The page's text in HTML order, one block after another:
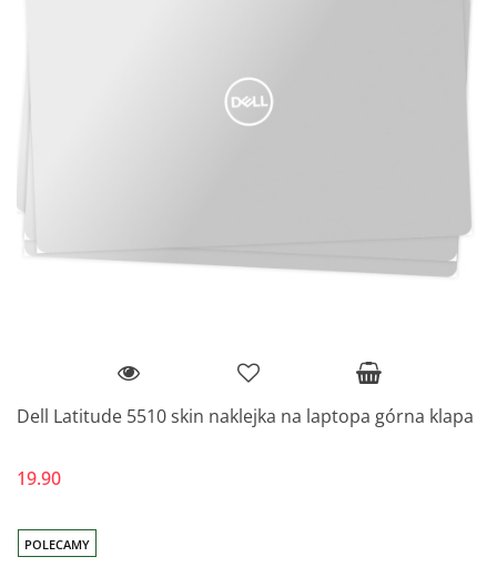
Dell Latitude 5510 skin naklejka na laptopa górna klapa
19.90
POLECAMY